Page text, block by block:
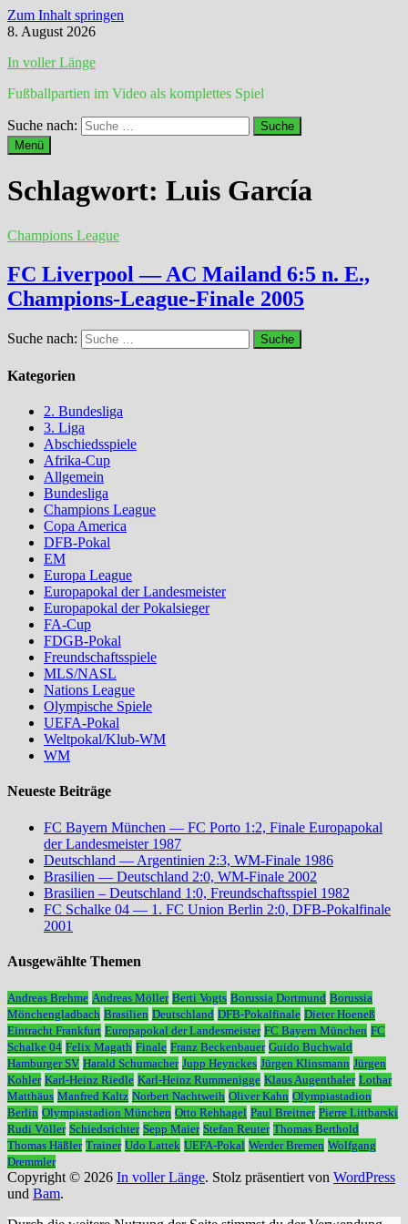
Zum Inhalt springen
8. August 2026
In voller Länge
Fußballpartien im Video als komplettes Spiel
Suche nach:
Menü
Schlagwort: Luis García
Champions League
FC Liverpool — AC Mailand 6:5 n. E.,
Champions-League-Finale 2005
Suche nach:
Kategorien
2. Bundesliga
3. Liga
Abschiedsspiele
Afrika-Cup
Allgemein
Bundesliga
Champions League
Copa America
DFB-Pokal
EM
Europa League
Europapokal der Landesmeister
Europapokal der Pokalsieger
FA-Cup
FDGB-Pokal
Freundschaftsspiele
MLS/NASL
Nations League
Olympische Spiele
UEFA-Pokal
Weltpokal/Klub-WM
WM
Neueste Beiträge
FC Bayern München — FC Porto 1:2, Finale Europapokal
der Landesmeister 1987
Deutschland — Argentinien 2:3, WM-Finale 1986
Brasilien — Deutschland 2:0, WM-Finale 2002
Brasilien – Deutschland 1:0, Freundschaftsspiel 1982
FC Schalke 04 — 1. FC Union Berlin 2:0, DFB-Pokalfinale
2001
Ausgewählte Themen
Andreas Brehme Andreas Möller Berti Vogts Borussia Dortmund Borussia
Mönchengladbach Brasilien Deutschland DFB-Pokalfinale Dieter Hoeneß
Eintracht Frankfurt Europapokal der Landesmeister FC Bayern München FC
Schalke 04 Felix Magath Finale Franz Beckenbauer Guido Buchwald
Hamburger SV Harald Schumacher Jupp Heynckes Jürgen Klinsmann Jürgen
Kohler Karl-Heinz Riedle Karl-Heinz Rummenigge Klaus Augenthaler Lothar
Matthäus Manfred Kaltz Norbert Nachtweih Oliver Kahn Olympiastadion
Berlin Olympiastadion München Otto Rehhagel Paul Breitner Pierre Littbarski
Rudi Völler Schiedsrichter Sepp Maier Stefan Reuter Thomas Berthold
Thomas Häßler Trainer Udo Lattek UEFA-Pokal Werder Bremen Wolfgang
Dremmler
Copyright © 2026 In voller Länge. Stolz präsentiert von WordPress
und Bam.